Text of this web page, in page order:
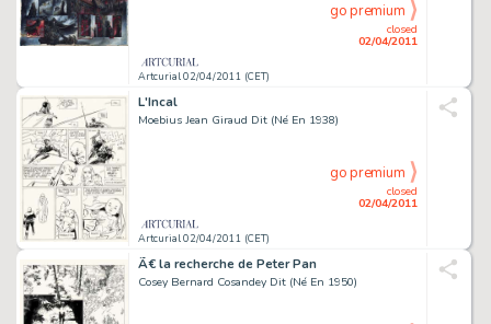
Artcurial 02/04/2011 (CET)
closed
02/04/2011
go premium
L'Incal
Moebius Jean Giraud Dit (Né En 1938)
Artcurial 02/04/2011 (CET)
closed
02/04/2011
go premium
Ã€ la recherche de Peter Pan
Cosey Bernard Cosandey Dit (Né En 1950)